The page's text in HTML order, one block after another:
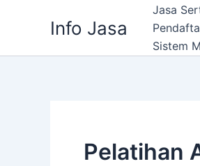
Info Jasa
Jasa
Sistem
Pelatihan